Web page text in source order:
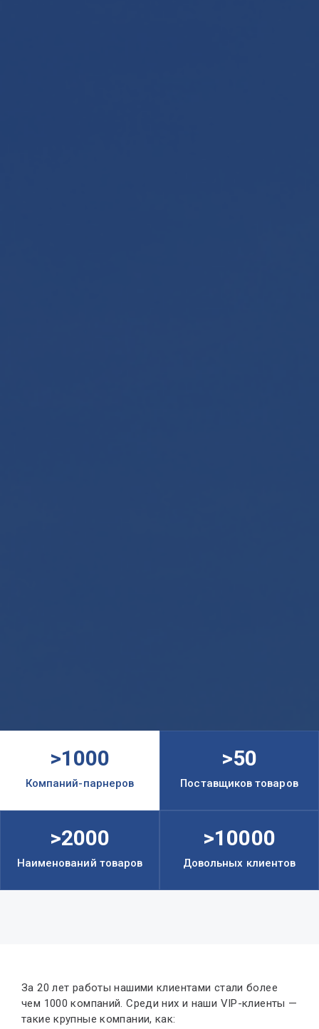
>1000
Компаний-парнеров
>50
Поставщиков товаров
>2000
Наименований товаров
>10000
Довольных клиентов
За 20 лет работы нашими клиентами стали более
чем 1000 компаний. Среди них и наши VIP-клиенты —
такие крупные компании, как: